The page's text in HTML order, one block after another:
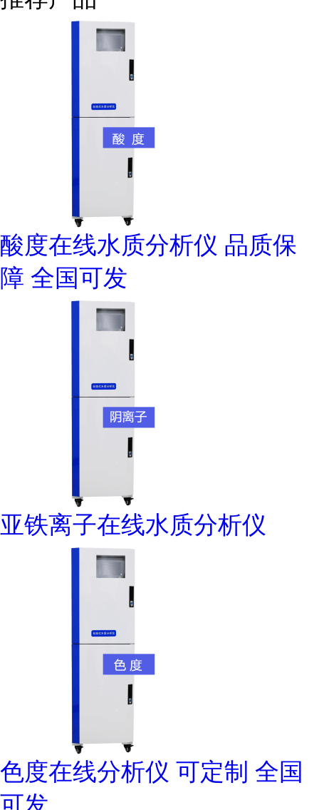
酸度在线水质分析仪 品质保
障 全国可发
亚铁离子在线水质分析仪
色度在线分析仪 可定制 全国
可发